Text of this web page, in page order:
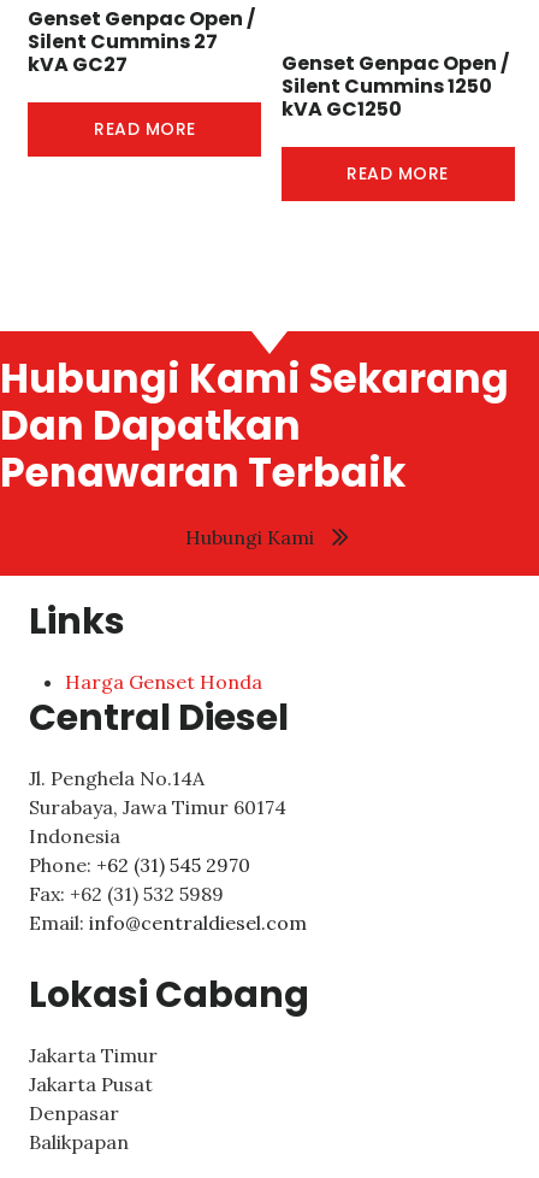
Genset Genpac Open /
Silent Cummins 27
kVA GC27
READ MORE
Genset Genpac Open /
Silent Cummins 1250
kVA GC1250
READ MORE
Hubungi Kami Sekarang
Dan Dapatkan
Penawaran Terbaik
Hubungi Kami
Links
Harga Genset Honda
Central Diesel
Jl. Penghela No.14A
Surabaya, Jawa Timur 60174
Indonesia
Phone: +62 (31) 545 2970
Fax: +62 (31) 532 5989
Email: info@centraldiesel.com
Lokasi Cabang
Jakarta Timur
Jakarta Pusat
Denpasar
Balikpapan